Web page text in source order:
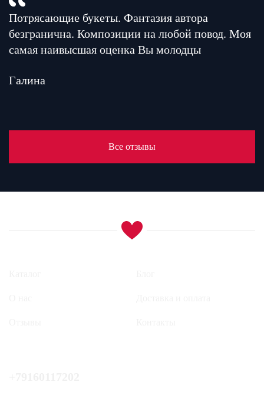
Потрясающие букеты. Фантазия автора
безгранична. Композиции на любой повод. Моя
самая наивысшая оценка Вы молодцы
Галина
Все отзывы